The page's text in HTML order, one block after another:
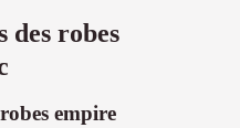
des robes
empire